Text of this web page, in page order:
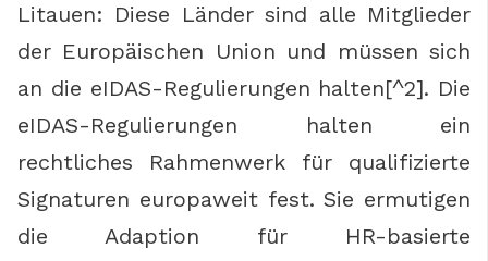
Litauen: Diese Länder sind alle Mitglieder
der Europäischen Union und müssen sich
an die eIDAS-Regulierungen halten[^2]. Die
eIDAS-Regulierungen halten ein
rechtliches Rahmenwerk für qualifizierte
Signaturen europaweit fest. Sie ermutigen
die Adaption für HR-basierte